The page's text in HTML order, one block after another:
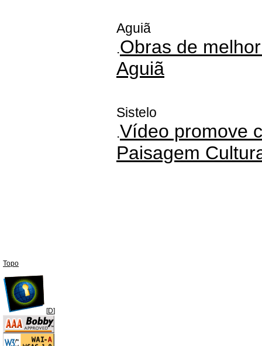
Aguiã
.Obras de
Aguiã
Sistelo
.Vídeo promove
Paisagem
Topo
[D]